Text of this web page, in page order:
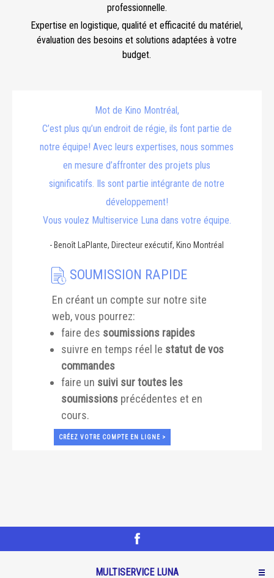
professionnelle.
Expertise en logistique, qualité et efficacité du matériel,
évaluation des besoins et solutions adaptées à votre
budget.
Mot de Kino Montréal,
C’est plus qu’un endroit de régie, ils font partie de
notre équipe! Avec leurs expertises, nous sommes
en mesure d’affronter des projets plus
significatifs. Ils sont partie intégrante de notre
développement!
Vous voulez Multiservice Luna dans votre équipe.
- Benoît LaPlante, Directeur exécutif, Kino Montréal
SOUMISSION RAPIDE
En créant un compte sur notre site
web, vous pourrez:
faire des soumissions rapides
suivre en temps réel le statut de vos
commandes
faire un suivi sur toutes les
soumissions précédentes et en
cours.
CRÉEZ VOTRE COMPTE EN LIGNE >
MULTISERVICE LUNA